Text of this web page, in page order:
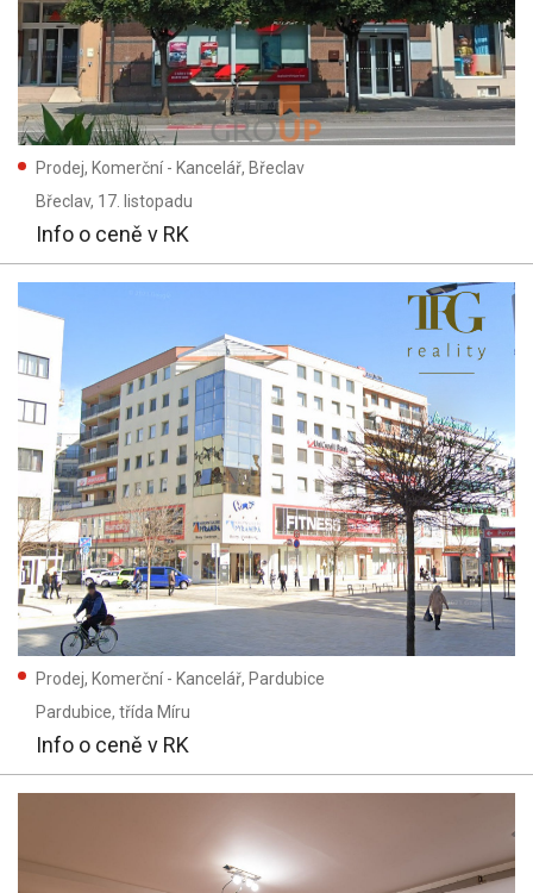
Prodej, Komerční - Kancelář, Břeclav
Břeclav, 17. listopadu
Info o ceně v RK
Prodej, Komerční - Kancelář, Pardubice
Pardubice, třída Míru
Info o ceně v RK